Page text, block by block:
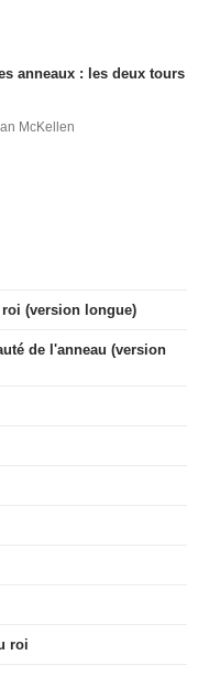
anneaux : les deux tours
McKellen
(version longue)
de l'anneau (version
roi